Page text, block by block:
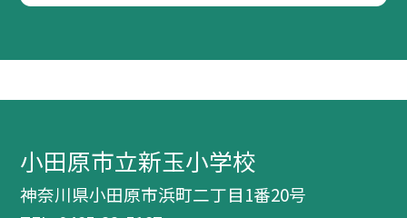
小田原市立新玉小学校
神奈川県小田原市浜町二丁目1番20号